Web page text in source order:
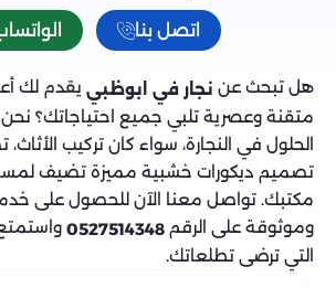
اتصل بنا
هل تبحث عن نجار في ابوظبي يقدم لك
متقنة وعصرية تلبي جميع احتياجاتك؟
الحلول في النجارة، سواء كان تركيب الأثاث،
تصميم ديكورات خشبية مميزة تضيف لمسة
مكتبك. تواصل معنا الآن للحصول على
وموثوقة على الرقم 0527514348
التي ترضي تطلعاتك.